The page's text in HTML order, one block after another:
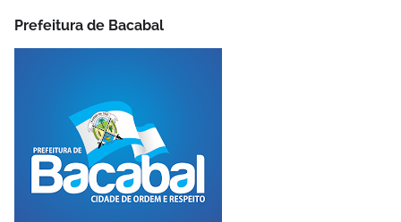
Prefeitura de Bacabal